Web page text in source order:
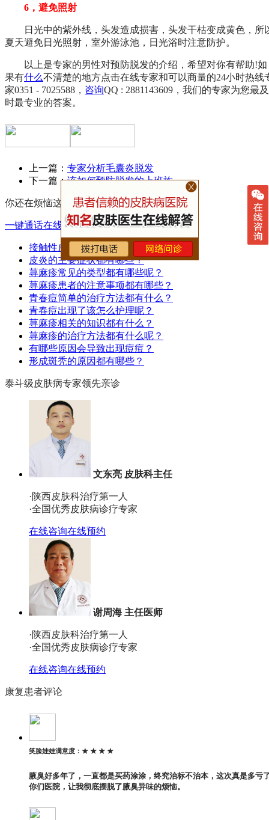
6，避免照射
日光中的紫外线，头发造成损害，头发干枯变成黄色，所
夏天避免日光照射，室外游泳池，日光浴时注意防护。
以上是专家的男性对预防脱发的介绍，希望对你有帮助!如
果有什么不清楚的地方点击在线专家和可以商量的24小时热线
家0351 - 7025588， 咨询QQ : 2881143609，我们的专家为您最及
时最专业的答案。
上一篇： 专家分析毛囊炎脱发
下一篇：该如何预防脱发的上班族
你还在烦恼这些吗
一键通话在线预约
接触性皮炎都有哪些症状呢？
皮炎的主要症状都有哪些？
荨麻疹常见的类型都有哪些呢？
荨麻疹患者的注意事项都有哪些？
青春痘简单的治疗方法都有什么？
青春痘出现了该怎么护理呢？
荨麻疹相关的知识都有什么？
荨麻疹的治疗方法都有什么呢？
有哪些原因会导致出现痘痘？
形成斑秃的原因都有哪些？
泰斗级皮肤病专家领先亲诊
文东亮 皮肤科主任
·陕西皮肤科治疗第一人
·全国优秀皮肤病诊疗专家
在线咨询在线预约
谢周海 主任医师
·陕西皮肤科治疗第一人
·全国优秀皮肤病诊疗专家
在线咨询在线预约
康复患者评论
笑脸娃娃满意度： ★ ★ ★ ★
腋臭好多年了，一直都是买药涂涂，终究治标不治本，这次真是多亏
你们医院，让我彻底摆脱了腋臭异味的烦恼。